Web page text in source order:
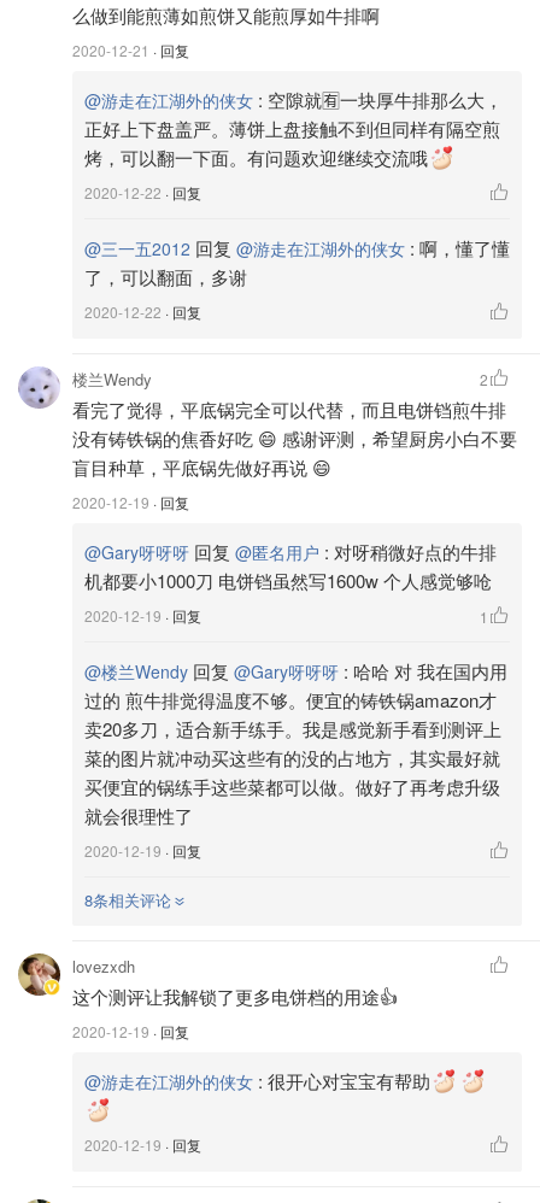
么做到能煎薄如煎饼又能煎厚如牛排啊
2020-12-21 · 回复
@游走在江湖外的侠女 : 空隙就🈶️一块厚牛排那么大，
正好上下盘盖严。薄饼上盘接触不到但同样有隔空煎
烤，可以翻一下面。有问题欢迎继续交流哦
2020-12-22 · 回复
@三一五2012 回复 @游走在江湖外的侠女 : 啊，懂了懂
了，可以翻面，多谢
2020-12-22 · 回复
楼兰Wendy
看完了觉得，平底锅完全可以代替，而且电饼铛煎牛排
没有铸铁锅的焦香好吃 😄 感谢评测，希望厨房小白不要
盲目种草，平底锅先做好再说 😄
2020-12-19 · 回复
2
@Gary呀呀呀 回复 @匿名用户 : 对呀稍微好点的牛排
机都要小1000刀 电饼铛虽然写1600w 个人感觉够呛
2020-12-19 · 回复 1
@楼兰Wendy 回复 @Gary呀呀呀 : 哈哈 对 我在国内用
过的 煎牛排觉得温度不够。便宜的铸铁锅amazon才
卖20多刀，适合新手练手。我是感觉新手看到测评上
菜的图片就冲动买这些有的没的占地方，其实最好就
买便宜的锅练手这些菜都可以做。做好了再考虑升级
就会很理性了
2020-12-19 · 回复
8条相关评论
lovezxdh
这个测评让我解锁了更多电饼档的用途👍
2020-12-19 · 回复
@游走在江湖外的侠女 : 很开心对宝宝有帮助
2020-12-19 · 回复